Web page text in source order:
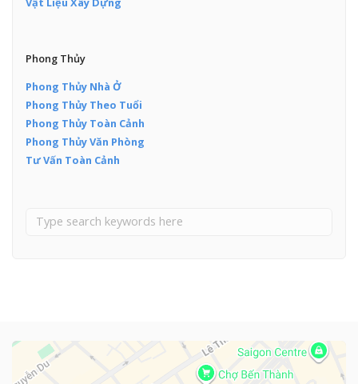
Phong Thủy
Phong Thủy Nhà Ở
Phong Thủy Theo Tuổi
Phong Thủy Toàn Cảnh
Phong Thủy Văn Phòng
Tư Vấn Toàn Cảnh